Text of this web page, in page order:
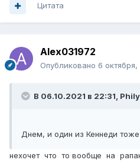
Цитата
Alex031972
Опубликовано 6 октября,
В 06.10.2021 в 22:31,
Днем, и один из Кеннеди
нехочет что то вообще на